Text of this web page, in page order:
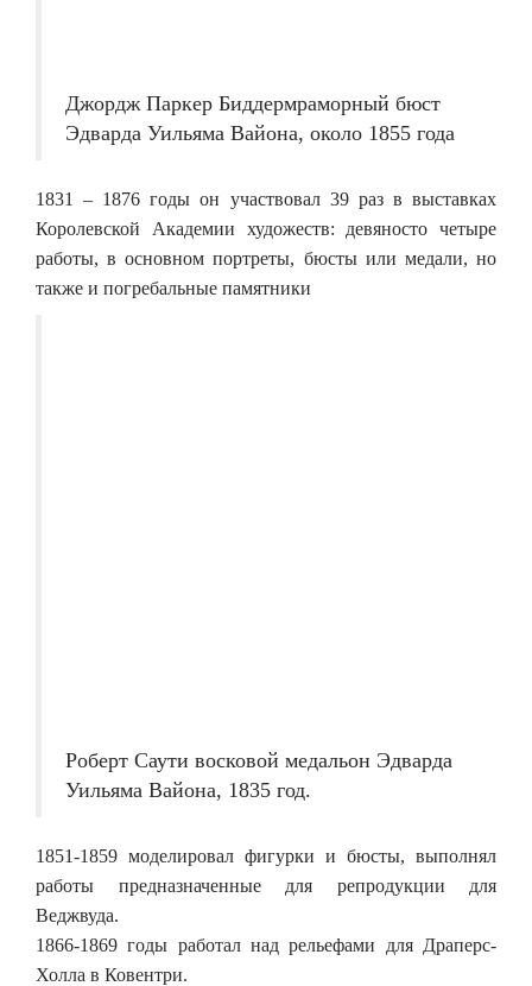
Джордж Паркер Биддермраморный бюст
Эдварда Уильяма Вайона, около 1855 года
1831 – 1876 годы он участвовал 39 раз в выставках
Королевской Академии художеств: девяносто четыре
работы, в основном портреты, бюсты или медали, но
также и погребальные памятники
Роберт Саути восковой медальон Эдварда
Уильяма Вайона, 1835 год.
1851-1859 моделировал фигурки и бюсты, выполнял
работы предназначенные для репродукции для
Веджвуда.
1866-1869 годы работал над рельефами для Драперс-
Холла в Ковентри.